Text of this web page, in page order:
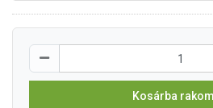
Kosárba rakom